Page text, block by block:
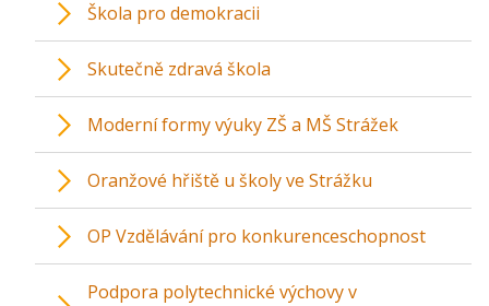
Škola pro demokracii
Skutečně zdravá škola
Moderní formy výuky ZŠ a MŠ Strážek
Oranžové hřiště u školy ve Strážku
OP Vzdělávání pro konkurenceschopnost
Podpora polytechnické výchovy v